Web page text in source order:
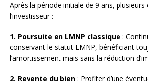
Après la période initiale de 9 ans, plusieurs
l’investisseur :
1. Poursuite en LMNP classique :
conservant le statut LMNP, bénéficiant
l’amortissement mais sans la réduction
2. Revente du bien : Profiter d’une